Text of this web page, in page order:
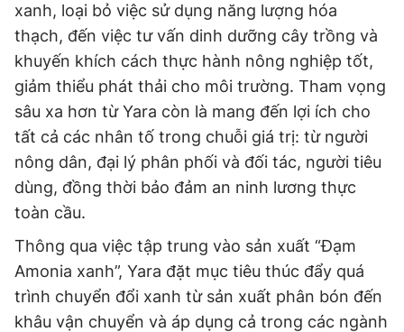
xanh, loại bỏ việc sử dụng năng lượng hóa
thạch, đến việc tư vấn dinh dưỡng cây trồng và
khuyến khích cách thực hành nông nghiệp tốt,
giảm thiểu phát thải cho môi trường. Tham vọng
sâu xa hơn từ Yara còn là mang đến lợi ích cho
tất cả các nhân tố trong chuỗi giá trị: từ người
nông dân, đại lý phân phối và đối tác, người tiêu
dùng, đồng thời bảo đảm an ninh lương thực
toàn cầu.
Thông qua việc tập trung vào sản xuất “Đạm
Amonia xanh”, Yara đặt mục tiêu thúc đẩy quá
trình chuyển đổi xanh từ sản xuất phân bón đến
khâu vận chuyển và áp dụng cả trong các ngành